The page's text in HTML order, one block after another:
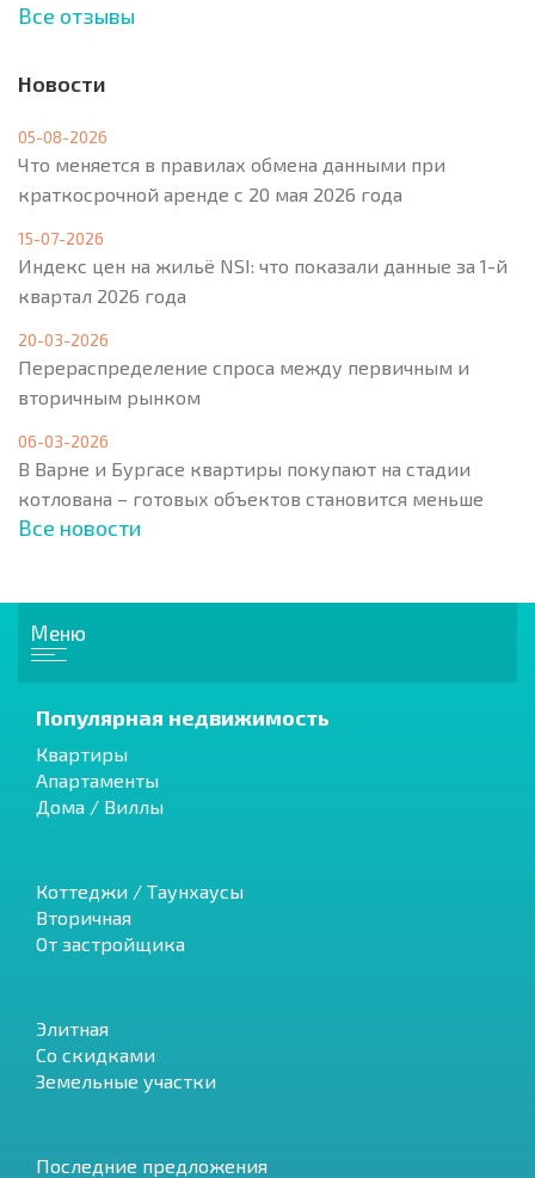
Все отзывы
Новости
05-08-2026
Что меняется в правилах обмена данными при
краткосрочной аренде с 20 мая 2026 года
15-07-2026
Индекс цен на жильё NSI: что показали данные за 1-й
квартал 2026 года
20-03-2026
Перераспределение спроса между первичным и
вторичным рынком
06-03-2026
В Варне и Бургасе квартиры покупают на стадии
котлована – готовых объектов становится меньше
Все новости
Меню
Популярная недвижимость
Квартиры
Апартаменты
Дома / Виллы
Коттеджи / Таунхаусы
Вторичная
От застройщика
Элитная
Со скидками
Земельные участки
Последние предложения